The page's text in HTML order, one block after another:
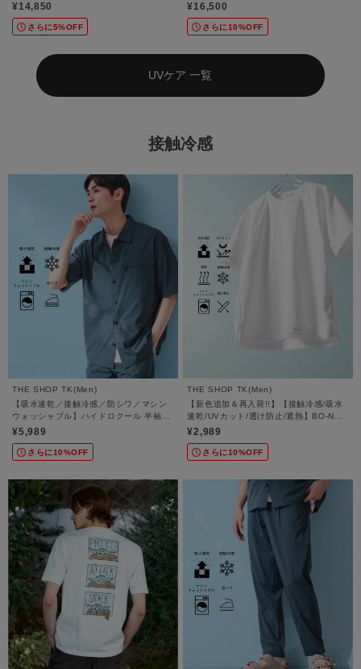
¥14,850
さらに5%OFF
¥16,500
さらに10%OFF
UVケア 一覧
接触冷感
THE SHOP TK(Men)
【吸水速乾／接触冷感／防シワ／マシン
ウォッシャブル】ハイドロクール 半袖シ
ャツ
¥5,989
さらに10%OFF
THE SHOP TK(Men)
【新色追加＆再入荷!!】【接触冷感/吸水
速乾/UVカット/透け防止/遮熱】BO-NO
TEE/ボーノTシャツ
¥2,989
さらに10%OFF